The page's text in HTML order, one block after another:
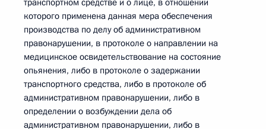
транспортном средстве и о лице, в отношении
которого применена данная мера обеспечения
производства по делу об административном
правонарушении, в протоколе о направлении на
медицинское освидетельствование на состояние
опьянения, либо в протоколе о задержании
транспортного средства, либо в протоколе об
административном правонарушении, либо в
определении о возбуждении дела об
административном правонарушении, либо в